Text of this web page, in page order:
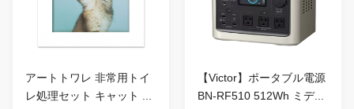
アートトワレ 非常用トイ
レ処理セット キャット ...
【Victor】ポータブル電源
BN-RF510 512Wh ミデ...